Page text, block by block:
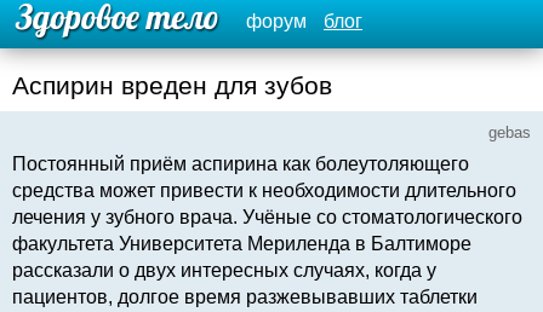
форум блог
Аспирин вреден для зубов
gebas
Постоянный приём аспирина как болеутоляющего
средства может привести к необходимости длительного
лечения у зубного врача. Учёные со стоматологического
факультета Университета Мериленда в Балтиморе
рассказали о двух интересных случаях, когда у
пациентов, долгое время разжевывавших таблетки